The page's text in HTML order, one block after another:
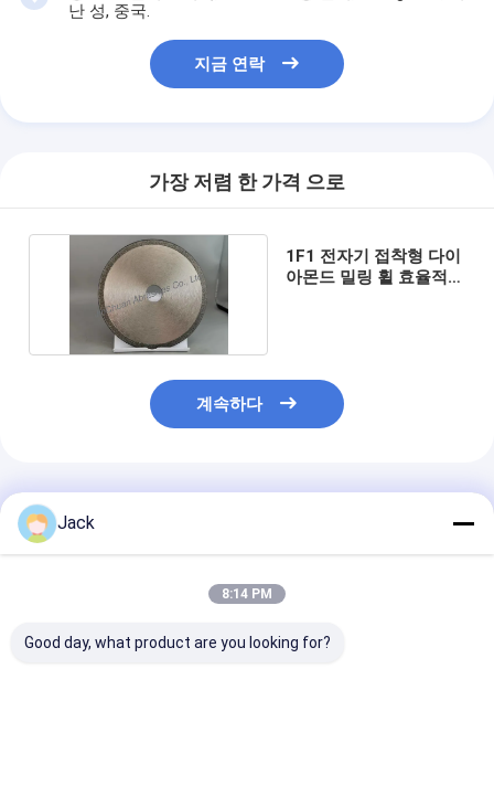
난 성, 중국.
지금 연락
가장 저렴 한 가격 으로
1F1 전자기 접착형 다이
아몬드 밀링 휠 효율적인
계속하다
추천된 제품
Jack
8:14 PM
Good day, what product are you looking for?